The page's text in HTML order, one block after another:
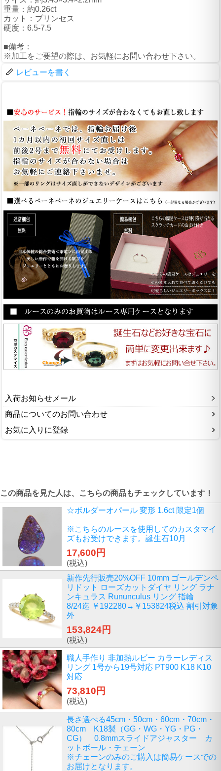
重量：約0.26ct
カット：プリンセス
硬度：6.5-7.5
■備考：
※加工をご要望の際は、お気軽にお問い合わせ下さい。
レビューを書く
入荷お知らせメール
商品についてのお問い合わせ
お気に入りに登録
この商品を見た人は、こちらの商品もチェックしています！
☆ボルダーオパール 変形 1.6ct 限定1個
※こちらのルースを使用してのカスタマイ
ズもお受けできます。誕生石10月
17,600円
(税込)
新作先行販売20%OFF 10mm ゴールデンペ
リドット ローズカットダイヤ リング ラナ
ンキュラス Rununculus リング 指輪
8/24迄 ￥192280→￥153824税込 割引対象
外
153,824円
(税込)
職人手作り 非加熱ルビー カラーレディス
リング 1号から19号対応 PT900 K18 K10
対応
73,810円
(税込)
長さ選べる45cm・50cm・60cm・70cm・
80cm K18製（GG・WG・YG・PG・
CG） 0.8mmスライドアジャスター カ
ットボール・チェーン
※チェーンのみのご購入は簡易ケースでの
お届けとなります。